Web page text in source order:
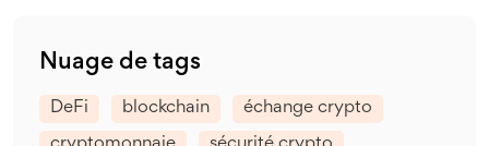
Nuage de tags
DeFi blockchain échange crypto